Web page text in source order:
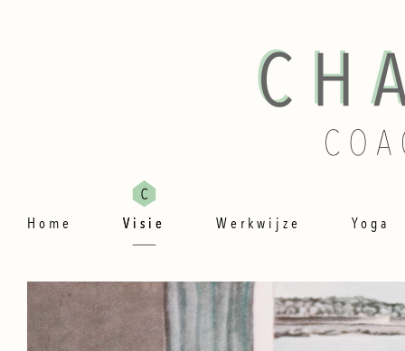
Home Visie Werkwijze Yoga